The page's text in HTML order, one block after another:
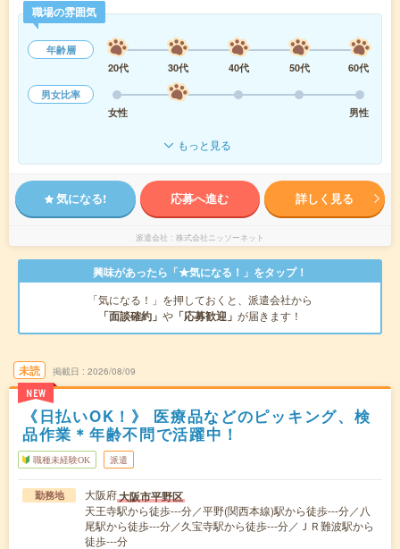
職場の雰囲気
年齢層
20代
30代 40代 50代
60代
男女比率
女性
男性
もっと見る
気になる! 応募へ進む 詳しく見る
派遣会社 株式会社ニッソーネット
興味があったら「★気になる！」をタップ！
「気になる！」を押しておくと、派遣会社から
「面談確約」 や 「応募歓迎」 が届きます！
未読
NEW
掲載日 2026/08/09
《日払いOK！》 医療品などのピッキング、検
品作業＊年齢不問で活躍中！
職種未経験OK 派遣
勤務地 大阪府大阪市平野区
天王寺駅から徒歩---分／平野(関西本線)駅から徒歩---分／八
尾駅から徒歩---分／久宝寺駅から徒歩---分／ＪＲ難波駅から
徒歩---分